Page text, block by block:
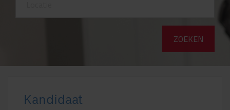
Kandidaat